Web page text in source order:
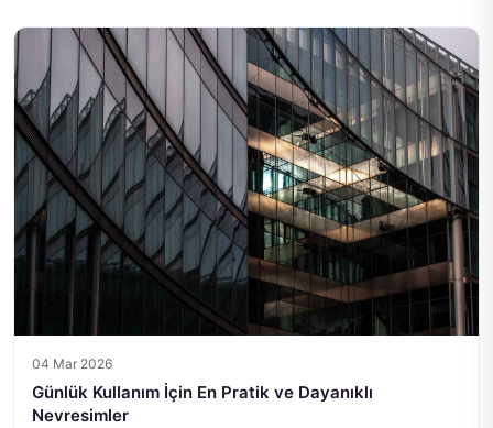
04 Mar 2026
Günlük Kullanım İçin En Pratik ve Dayanıklı
Nevresimler